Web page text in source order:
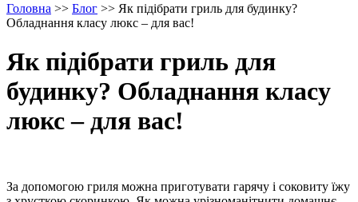
Головна >> Блог >> Як підібрати гриль для будинку?
Обладнання класу люкс – для вас!
Як підібрати гриль для
будинку? Обладнання класу
люкс – для вас!
За допомогою гриля можна приготувати гарячу і соковиту їжу